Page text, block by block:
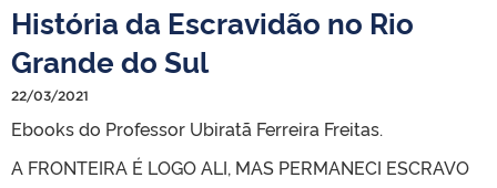
História da Escravidão no Rio
Grande do Sul
22/03/2021
Ebooks do Professor Ubiratã Ferreira Freitas.
A FRONTEIRA É LOGO ALI, MAS PERMANECI ESCRAVO